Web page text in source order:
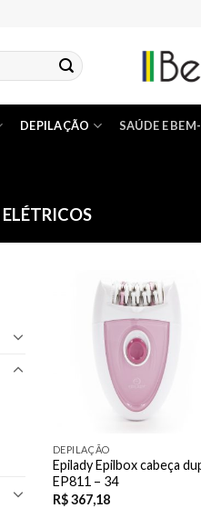
DEPILAÇÃO SAÚDE E
ELÉTRICOS
Add to
DEPILAÇÃO
Epilady Epilbox cabeça
EP811 – 34
R$367,18